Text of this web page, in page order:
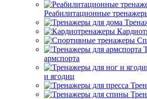
Реабилитационные
армспорта
и ягодиц